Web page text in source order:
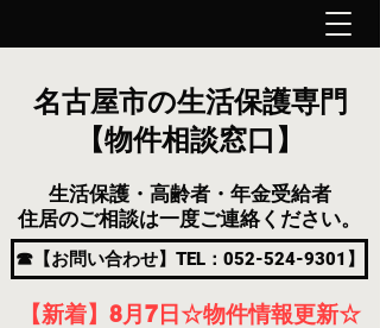
名古屋市の生活保護専門
【物件相談窓口】
生活保護・高齢者・年金受給者
住居のご相談は一度ご連絡ください。
☎【お問い合わせ】TEL：052-524-9301】
【新着】8月7 日 ☆物件情報更新☆